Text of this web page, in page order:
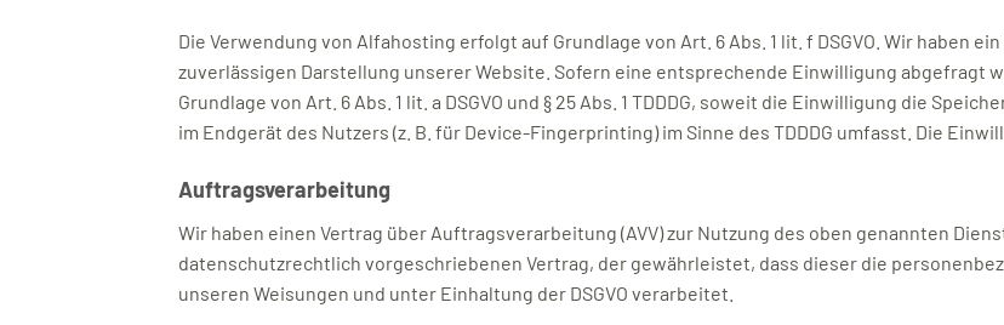
Die Verwendung von Alfahosting erfolgt auf Grundlage von Art. 6 Abs. 1 lit. f DSGVO. Wir haben
zuverlässigen Darstellung unserer Website. Sofern eine entsprechende Einwilligung abgefragt
Grundlage von Art. 6 Abs. 1 lit. a DSGVO und § 25 Abs. 1 TDDDG, soweit die Einwilligung die
im Endgerät des Nutzers (z. B. für Device-Fingerprinting) im Sinne des TDDDG umfasst. Die
Auftragsverarbeitung
Wir haben einen Vertrag über Auftragsverarbeitung (AVV) zur Nutzung des oben genannten
datenschutzrechtlich vorgeschriebenen Vertrag, der gewährleistet, dass dieser die
unseren Weisungen und unter Einhaltung der DSGVO verarbeitet.